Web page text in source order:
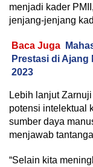
menjadi kader
jenjang-jenjang
Baca Juga
Prestasi di
2023
Lebih lanjut
potensi intelektual
sumber daya
menjawab
“Selain kita